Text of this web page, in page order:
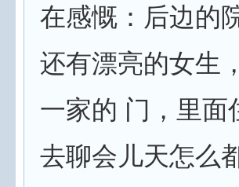
在感慨：后边的
还有漂亮的女生
一家的 门，里面
去聊会儿天怎么